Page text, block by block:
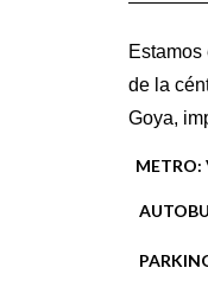
Estamos
de la
Goya,
METRO: